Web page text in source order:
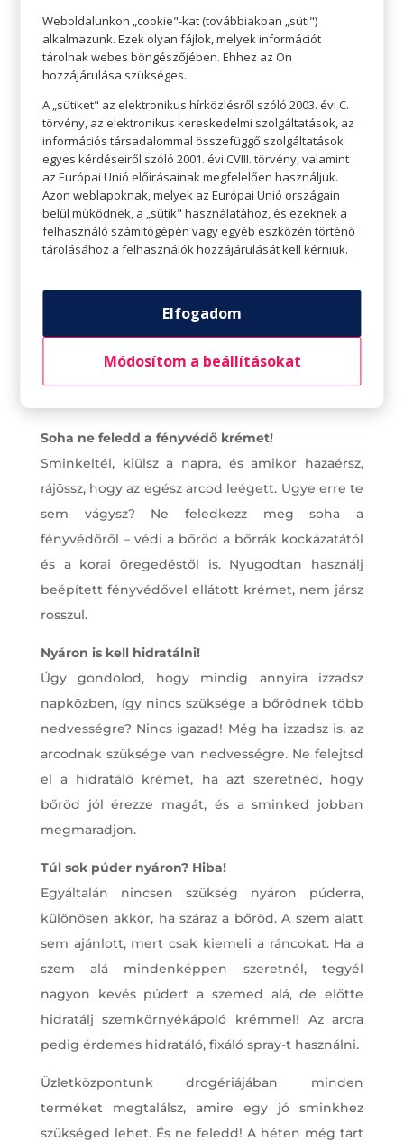
Nem megfelelő árnyalat használata
Nyáron mindannyian barnulunk egy kicsit, így a
Ha te is barnultál, legjobb ha sötétebb
Soha ne feledd a fényvédő krémet!
Sminkeltél, kiülsz a napra, és amikor hazaérsz,
rájössz, hogy az egész arcod leégett. Ugye erre te
sem vágysz? Ne feledkezz meg soha a
fényvédőről – védi a bőröd a bőrrák kockázatától
és a korai öregedéstől is. Nyugodtan használj
beépített fényvédővel ellátott krémet, nem jársz
rosszul.
Nyáron is kell hidratálni!
Úgy gondolod, hogy mindig annyira izzadsz
napközben, így nincs szüksége a bőrödnek több
nedvességre? Nincs igazad! Még ha izzadsz is, az
arcodnak szüksége van nedvességre. Ne felejtsd
el a hidratáló krémet, ha azt szeretnéd, hogy
bőröd jól érezze magát, és a sminked jobban
megmaradjon.
Túl sok púder nyáron? Hiba!
Egyáltalán nincsen szükség nyáron púderra,
különösen akkor, ha száraz a bőröd. A szem alatt
sem ajánlott, mert csak kiemeli a ráncokat. Ha a
szem alá mindenképpen szeretnél, tegyél
nagyon kevés púdert a szemed alá, de előtte
hidratálj szemkörnyékápoló krémmel! Az arcra
pedig érdemes hidratáló, fixáló spray-t használni.
Üzletközpontunk drogériájában minden
terméket megtalálsz, amire egy jó sminkhez
szükséged lehet. És ne feledd! A héten még tart
Weboldalunkon „cookie"-kat (továbbiakban „süti")
alkalmazunk. Ezek olyan fájlok, melyek információt
tárolnak webes böngészőjében. Ehhez az Ön
hozzájárulása szükséges.
A „sütiket" az elektronikus hírközlésről szóló 2003. évi C.
törvény, az elektronikus kereskedelmi szolgáltatások, az
információs társadalommal összefüggő szolgáltatások
egyes kérdéseiről szóló 2001. évi CVIII. törvény, valamint
az Európai Unió előírásainak megfelelően használjuk.
Azon weblapoknak, melyek az Európai Unió országain
belül működnek, a „sütik" használatához, és ezeknek a
felhasználó számítógépén vagy egyéb eszközén történő
tárolásához a felhasználók hozzájárulását kell kérniük.
Elfogadom
Módosítom a beállításokat